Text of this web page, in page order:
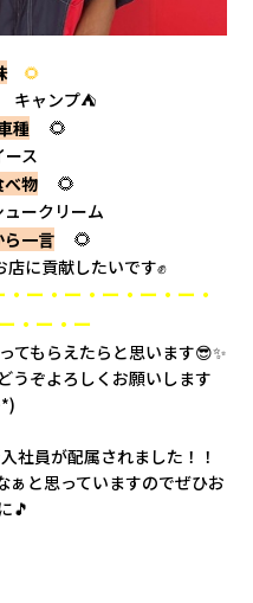
🌻
キャンプ⛺
種 🌻
ス
べ物 🌻
ークリーム
ら一言 🌻
に貢献したいです✊
ー・ー・ー・ー・ー・
・ー・ー
てもらえたらと思います😎✨
うぞよろしくお願いします
社員が配属されました！！
ぁと思っていますのでぜひお
🎵